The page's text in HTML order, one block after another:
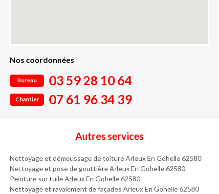
Nos coordonnées
Bureau 03 59 28 10 64
Chantier 07 61 96 34 39
Autres services
Nettoyage et démoussage de toiture Arleux En Gohelle 62580
Nettoyage et pose de gouttière Arleux En Gohelle 62580
Peinture sur tuile Arleux En Gohelle 62580
Nettoyage et ravalement de façades Arleux En Gohelle 62580